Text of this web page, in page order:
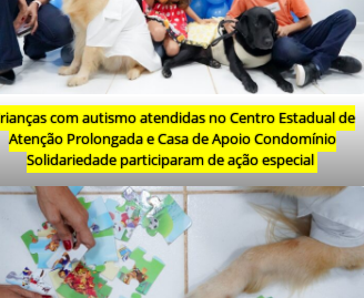
com autismo atendidas no Centro Estadual de
Atenção Prolongada e Casa de Apoio Condomínio
Solidariedade participaram de ação especial